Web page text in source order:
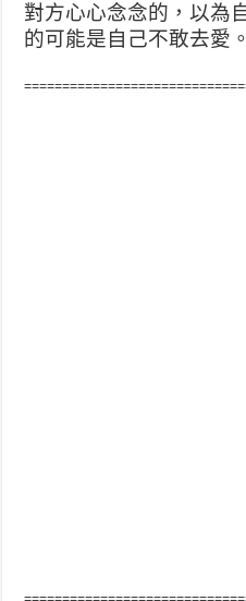
對方心心念念的，以為
的可能是自己不敢去愛。